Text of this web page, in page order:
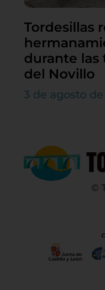
Tordesillas
durante las
del Novillo
3 de agosto de
©